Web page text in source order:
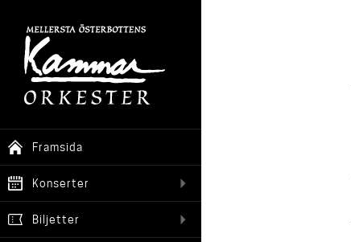
Framsida
Konserter
Biljetter